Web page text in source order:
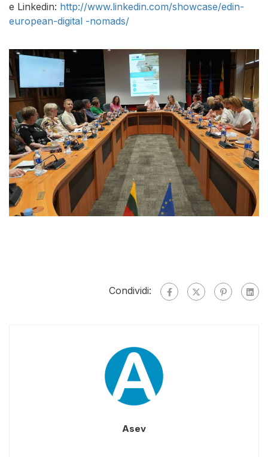
e Linkedin: http://www.linkedin.com/showcase/edin-
european-digital -nomads/
Condividi:
Asev